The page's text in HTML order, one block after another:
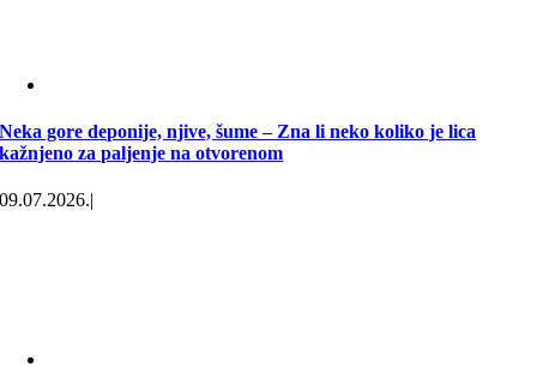
Neka gore deponije, njive, šume – Zna li neko koliko je lica
kažnjeno za paljenje na otvorenom
09.07.2026.|